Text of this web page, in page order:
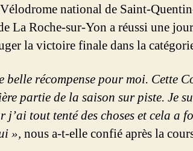
national de Saint-
La Roche-sur-Yon a réussi une
la victoire finale dans la
belle récompense pour moi. Cette
partie de la saison sur piste. Je
j’ai tout tenté des choses et cela a
», nous a-t-elle confié après la